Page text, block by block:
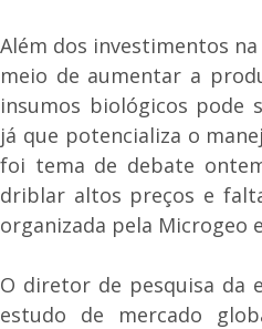
Além dos investimentos
meio de aumentar a
insumos biológicos pode
já que potencializa o
foi tema de debate
driblar altos preços e
organizada pela Microgeo
O diretor de pesquisa da
estudo de mercado